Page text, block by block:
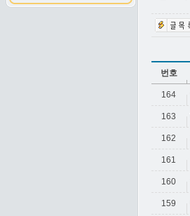
번호
164
163
162
161
160
159